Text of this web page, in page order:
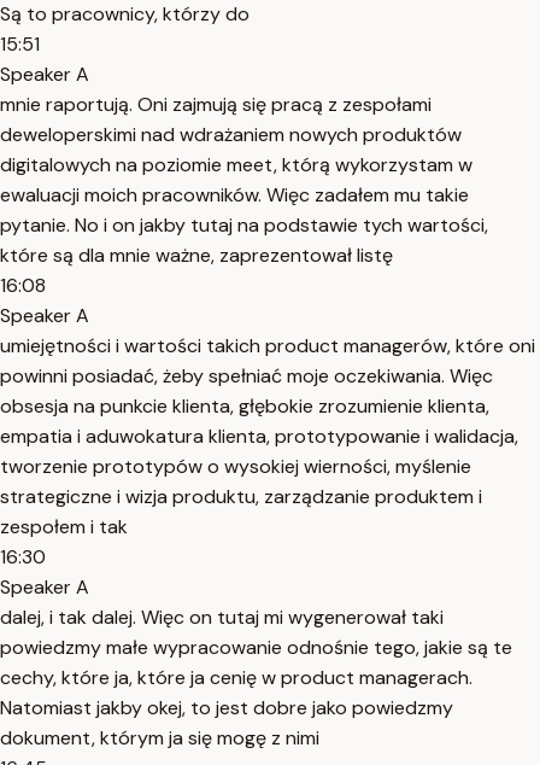
Są to pracownicy, którzy do
15:51
Speaker A
mnie raportują. Oni zajmują się pracą z zespołami
deweloperskimi nad wdrażaniem nowych produktów
digitalowych na poziomie meet, którą wykorzystam w
ewaluacji moich pracowników. Więc zadałem mu takie
pytanie. No i on jakby tutaj na podstawie tych wartości,
które są dla mnie ważne, zaprezentował listę
16:08
Speaker A
umiejętności i wartości takich product managerów, które oni
powinni posiadać, żeby spełniać moje oczekiwania. Więc
obsesja na punkcie klienta, głębokie zrozumienie klienta,
empatia i aduwokatura klienta, prototypowanie i walidacja,
tworzenie prototypów o wysokiej wierności, myślenie
strategiczne i wizja produktu, zarządzanie produktem i
zespołem i tak
16:30
Speaker A
dalej, i tak dalej. Więc on tutaj mi wygenerował taki
powiedzmy małe wypracowanie odnośnie tego, jakie są te
cechy, które ja, które ja cenię w product managerach.
Natomiast jakby okej, to jest dobre jako powiedzmy
dokument, którym ja się mogę z nimi